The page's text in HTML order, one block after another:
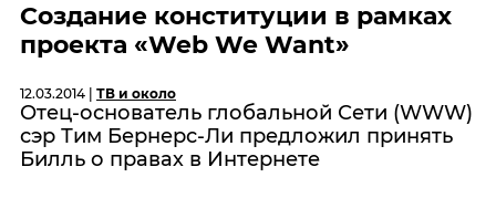
Создание конституции в рамках
проекта «Web We Want»
12.03.2014 | ТВ и около
Отец-основатель глобальной Сети (WWW)
сэр Тим Бернерс-Ли предложил принять
Билль о правах в Интернете